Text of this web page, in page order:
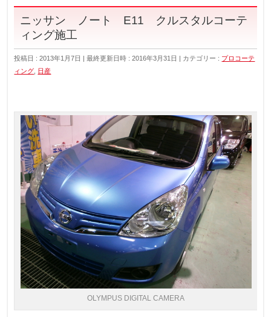
ニッサン ノート E11 クルスタルコーテ
ィング施工
投稿日 : 2013年1月7日 最終更新日時 : 2016年3月31日 カテゴリー : プロコーテ
ィング 日産
OLYMPUS DIGITAL CAMERA